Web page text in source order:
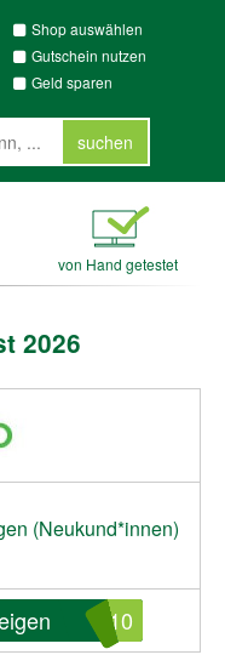
Shop auswählen
Gutschein nutzen
Geld sparen
suchen
von Hand getestet
2026
(Neukund*innen)
U10